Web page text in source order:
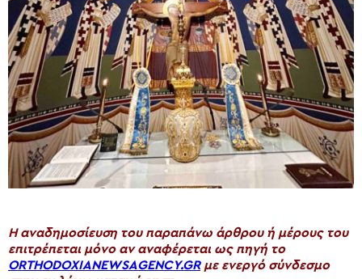
H αναδημοσίευση του παραπάνω άρθρου ή μέρους του
επιτρέπεται μόνο αν αναφέρεται ως πηγή το
ORTHODOXIANEWSAGENCY.GRμε ενεργό σύνδεσμο